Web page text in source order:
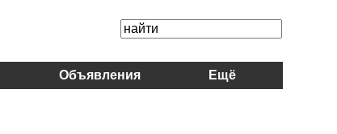
Объявления Ещё